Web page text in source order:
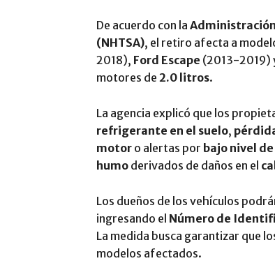
De acuerdo con la
(NHTSA), el retiro afecta a
2018), Ford Escape (2013-2019)
motores de 2.0 litros.
La agencia explicó que los
refrigerante en el suelo,
motor o alertas por bajo nivel
humo derivados de daños en el
Los dueños de los vehículos
ingresando el Número de
La medida busca garantizar que
modelos afectados.